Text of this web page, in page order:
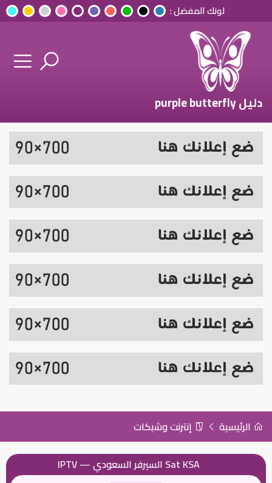
لونك المفضل :
دليل purple butterfly
الرئيسية إنترنت وشبكات